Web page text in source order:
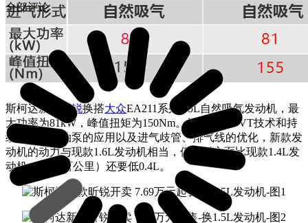
斯柯达新款 昕锐换搭大众EA211系列1.5L自然吸气发动机，最
大功率为81kW，峰值扭矩为150Nm。得益于双VVT技术和持
续可调式机油泵的应用以及进气歧管、排气线的优化，新款发
动机的动力与现款1.6L发动机相当，但油耗方面比现款1.4L发
动机（5.9L/百公里）还要低0.4L。
全部评论